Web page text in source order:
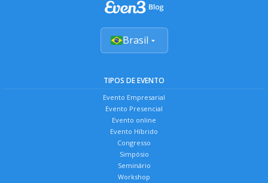
Brasil
TIPOS DE EVENTO
Evento Empresarial
Evento Presencial
Evento online
Evento Híbrido
Congresso
Simpósio
Seminário
Workshop